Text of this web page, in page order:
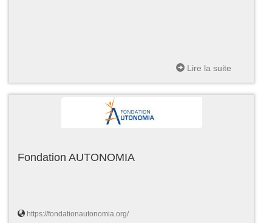
Lire la suite
Fondation AUTONOMIA
https://fondationautonomia.org/